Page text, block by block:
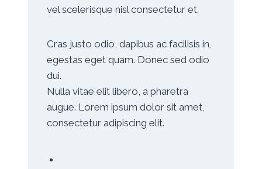
vel scelerisque nisl consectetur et.
Cras justo odio, dapibus ac facilisis in,
egestas eget quam. Donec sed odio
dui.
Nulla vitae elit libero, a pharetra
augue. Lorem ipsum dolor sit amet,
consectetur adipiscing elit.